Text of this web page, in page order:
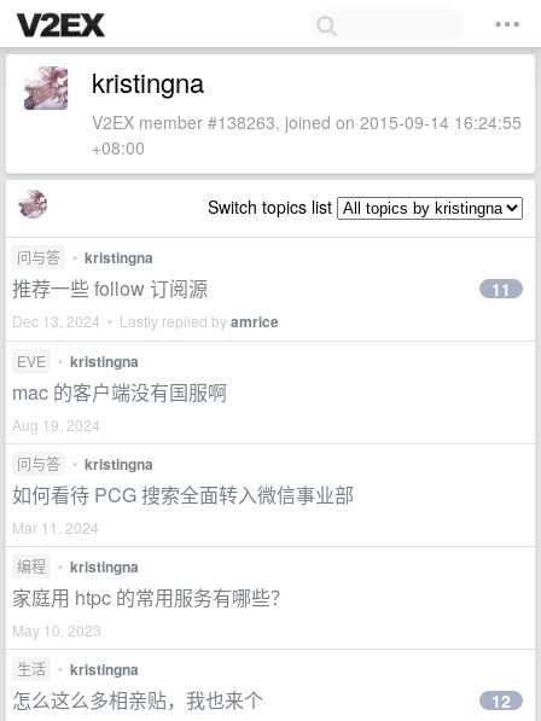
kristingna
V2EX member #138263, joined on 2015-09-14 16:24:55
+08:00
Switch topics list
问与答 • kristingna
推荐一些 follow 订阅源
Dec 13, 2024 • Lastly replied byamrice
11
EVE • kristingna
mac 的客户端没有国服啊
Aug 19, 2024
问与答
• kristingna
如何看待 PCG 搜索全面转入微信事业部
Mar 11, 2024
编程
• kristingna
家庭用 htpc 的常用服务有哪些？
May 10, 2023
生活
• kristingna
怎么这么多相亲贴，我也来个 12